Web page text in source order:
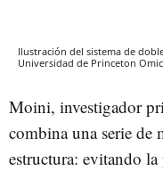
Ilustración del sistema de
Universidad de Princeton
Moini, investigador
combina una serie de
estructura: evitando